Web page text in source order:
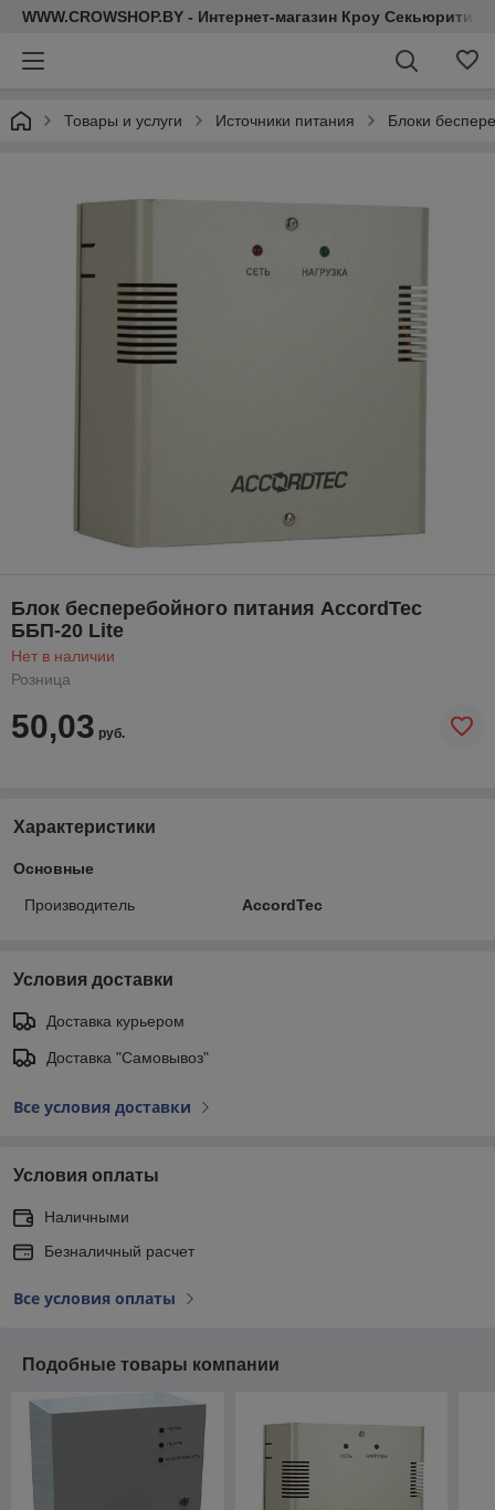
WWW.CROWSHOP.BY - Интернет-магазин Кроу Секьюрити
Товары и услуги Источники питания Блоки
Блок бесперебойного питания AccordTec
ББП-20 Lite
Нет в наличии
Розница
50,03 руб.
Характеристики
Основные
Производитель AccordTec
Условия доставки
Доставка курьером
Доставка "Самовывоз"
Все условия доставки
Условия оплаты
Наличными
Безналичный расчет
Все условия оплаты
Подобные товары компании